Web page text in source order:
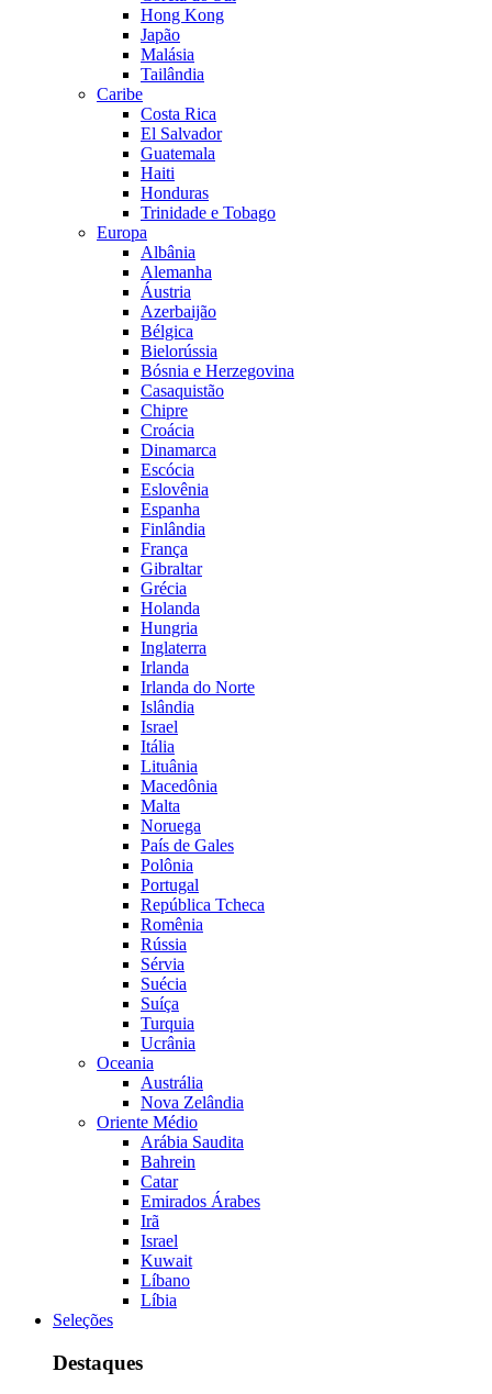
Hong Kong
Japão
Malásia
Tailândia
Caribe
Costa Rica
El Salvador
Guatemala
Haiti
Honduras
Trinidade e Tobago
Europa
Albânia
Alemanha
Áustria
Azerbaijão
Bélgica
Bielorússia
Bósnia e Herzegovina
Casaquistão
Chipre
Croácia
Dinamarca
Escócia
Eslovênia
Espanha
Finlândia
França
Gibraltar
Grécia
Holanda
Hungria
Inglaterra
Irlanda
Irlanda do Norte
Islândia
Israel
Itália
Lituânia
Macedônia
Malta
Noruega
País de Gales
Polônia
Portugal
República Tcheca
Romênia
Rússia
Sérvia
Suécia
Suíça
Turquia
Ucrânia
Oceania
Austrália
Nova Zelândia
Oriente Médio
Arábia Saudita
Bahrein
Catar
Emirados Árabes
Irã
Israel
Kuwait
Líbano
Líbia
Seleções
Destaques